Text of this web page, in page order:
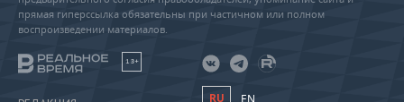
прямая гиперссылка обязательны при частичном или полном
воспроизведении материалов.
18+
RU EN